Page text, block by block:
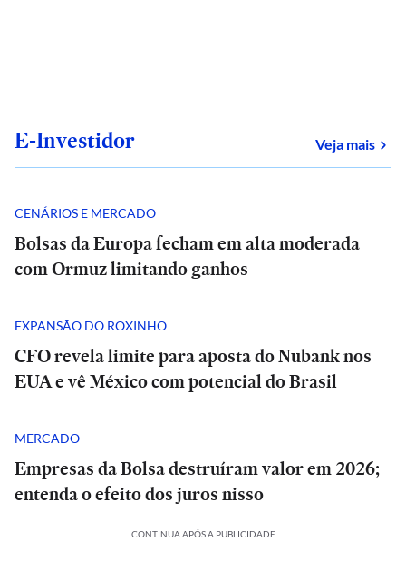
E-Investidor Veja mais
CENÁRIOS E MERCADO
Bolsas da Europa fecham em alta moderada
com Ormuz limitando ganhos
EXPANSÃO DO ROXINHO
CFO revela limite para aposta do Nubank nos
EUA e vê México com potencial do Brasil
MERCADO
Empresas da Bolsa destruíram valor em 2026;
entenda o efeito dos juros nisso
CONTINUA APÓS A PUBLICIDADE